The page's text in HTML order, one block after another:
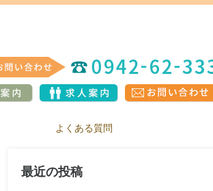
よくある質問
最近の投稿